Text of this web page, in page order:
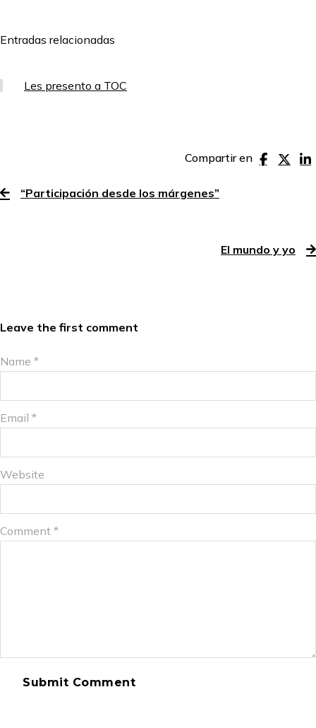
Entradas relacionadas
Les presento a TOC
Compartir en
“Participación desde los márgenes”
El mundo y yo
Leave the first comment
Name *
Email *
Website
Comment *